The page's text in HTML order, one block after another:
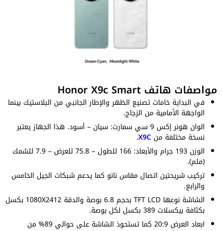
مواصفات هاتف Honor X9c Smart
في البداية خامات تصنيع الظهر والإطار الجانبي من البلاستيك بينما
الواجهة الأمامية من الزجاج.
الوان هونر إكس 9 سي سمارت: سيان – أسود. هذا الجهاز يعتبر
نسخة مختلفة من X9C
.
الوزن 193 جرام والأبعاد: 166 للطول – 75.8 للعرض – 7.9 للسُمك
(ملم).
تركيب شريحتين اتصال مقاس نانو كما يدعم شبكات الجيل الخامس
والرابع.
الشاشة نوعها TFT LCD بحجم 6.8 بوصة والدقة 1080X2412 بكسل
بكثافة بيكسلات 389 بكسل لكل بوصة.
ابعاد العرض 20:9 كما تستحوذ الشاشة على حوالي 89% من